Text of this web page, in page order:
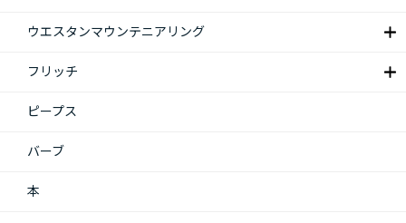
ウエスタンマウンテニアリング
フリッチ
ピープス
バーブ
本